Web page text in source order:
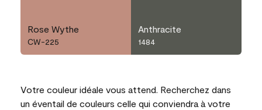
Rose Wythe
CW-225
Anthracite
1484
Votre couleur idéale vous attend. Recherchez dans
un éventail de couleurs celle qui conviendra à votre